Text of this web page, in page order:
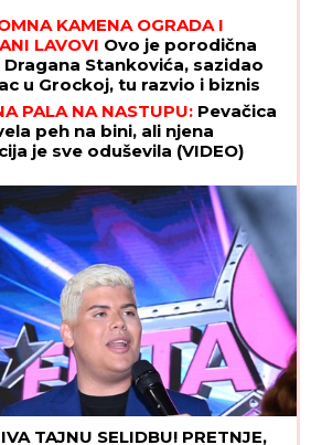
KAMENA OGRADA I
LAVOVI Ovo je porodična
Dragana Stankovića, sazidao
u Grockoj, tu razvio i biznis
PALA NA NASTUPU: Pevačica
peh na bini, ali njena
je sve oduševila (VIDEO)
TAJNU SELIDBU! PRETNJE,